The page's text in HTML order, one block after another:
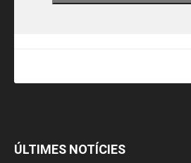
ÚLTIMES NOTÍCIES